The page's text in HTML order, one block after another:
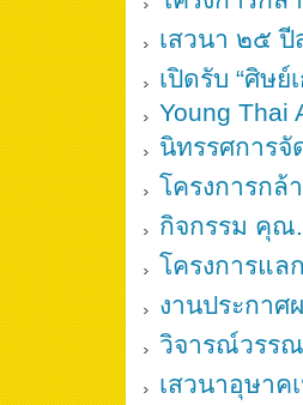
เสวนา ๒๕
เปิดรับ “ศิษย์
Young Thai
นิทรรศการ
โครงการกล้
กิจกรรม คุณ
โครงการแล
งานประกาศ
วิจารณ์วรร
เสวนาอุษาค